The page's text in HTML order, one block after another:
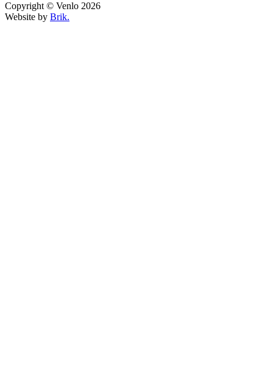
Copyright © Venlo 2026
Website by Brik.